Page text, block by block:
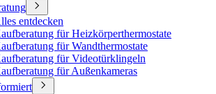
entdecken
für Heizkörperthermostate
für Wandthermostate
für Videotürklingeln
für Außenkameras